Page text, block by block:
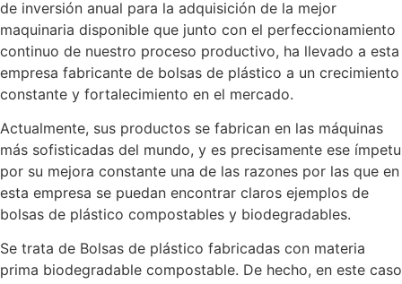
de inversión anual para la adquisición de la mejor
maquinaria disponible que junto con el perfeccionamiento
continuo de nuestro proceso productivo, ha llevado a esta
empresa fabricante de bolsas de plástico a un crecimiento
constante y fortalecimiento en el mercado.
Actualmente, sus productos se fabrican en las máquinas
más sofisticadas del mundo, y es precisamente ese ímpetu
por su mejora constante una de las razones por las que en
esta empresa se puedan encontrar claros ejemplos de
bolsas de plástico compostables y biodegradables.
Se trata de Bolsas de plástico fabricadas con materia
prima biodegradable compostable. De hecho, en este caso